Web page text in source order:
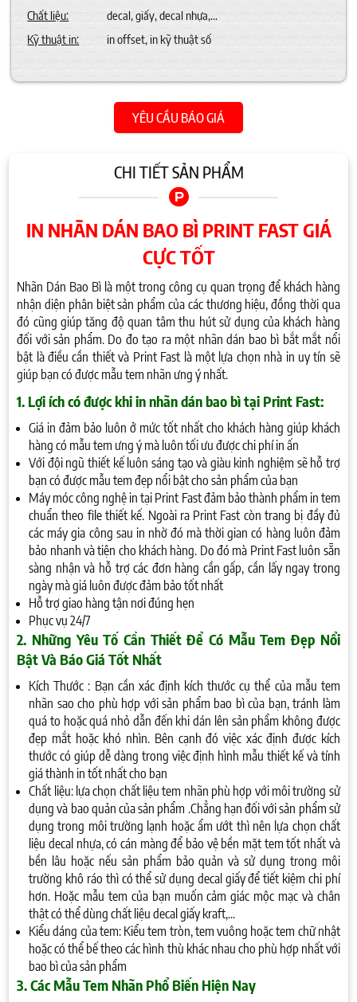
Chất liệu:
decal, giấy, decal nhựa,...
Kỹ thuật in:
in offset, in kỹ thuật số
YÊU CẦU BÁO GIÁ
CHI TIẾT SẢN PHẨM
IN NHÃN DÁN BAO BÌ PRINT FAST GIÁ
CỰC TỐT
Nhãn Dán Bao Bì là một trong công cụ quan trọng để khách hàng
nhận diện phân biệt sản phẩm của các thương hiệu, đồng thời qua
đó cũng giúp tăng độ quan tâm thu hút sử dụng của khách hàng
đối với sản phẩm. Do đo tạo ra một nhãn dán bao bì bắt mắt nổi
bật là điều cần thiết và Print Fast là một lựa chọn nhà in uy tín sẽ
giúp bạn có được mẫu tem nhãn ưng ý nhất.
1. Lợi ích có được khi in nhãn dán bao bì tại Print Fast:
Giá in đảm bảo luôn ở mức tốt nhất cho khách hàng giúp khách
hàng có mẫu tem ưng ý mà luôn tối ưu được chi phí in ấn
Với đội ngũ thiết kế luôn sáng tạo và giàu kinh nghiệm sẽ hỗ trợ
bạn có được mẫu tem đẹp nổi bật cho sản phẩm của bạn
Máy móc công nghệ in tại Print Fast đảm bảo thành phẩm in tem
chuẩn theo file thiết kế. Ngoài ra Print Fast còn trang bị đầy đủ
các máy gia công sau in nhờ đó mà thời gian có hàng luôn đảm
bảo nhanh và tiện cho khách hàng. Do đó mà Print Fast luôn sẵn
sàng nhận và hỗ trợ các đơn hàng cần gấp, cần lấy ngay trong
ngày mà giá luôn được đảm bảo tốt nhất
Hỗ trợ giao hàng tận nơi đúng hẹn
Phục vụ 24/7
2. Những Yêu Tố Cần Thiết Để Có Mẫu Tem Đẹp Nổi
Bật Và Báo Giá Tốt Nhất
Kích Thước : Bạn cần xác định kích thước cụ thể của mẫu tem
nhãn sao cho phù hợp với sản phẩm bao bì của bạn, tránh làm
quá to hoặc quá nhỏ dẫn đến khi dán lên sản phẩm không được
đẹp mắt hoặc khó nhìn. Bên cạnh đó việc xác định được kích
thước có giúp dễ dàng trong việc định hình mẫu thiết kế và tính
giá thành in tốt nhất cho bạn
Chất liệu: lựa chọn chất liệu tem nhãn phù hợp với môi trường sử
dụng và bao quản của sản phẩm .Chẳng hạn đối với sản phẩm sử
dụng trong môi trường lạnh hoặc ẩm ướt thì nên lựa chọn chất
liệu decal nhựa, có cán màng để bảo vệ bền mặt tem tốt nhất và
bền lâu hoặc nếu sản phẩm bảo quản và sử dụng trong môi
trường khô ráo thì có thể sử dụng decal giấy để tiết kiệm chi phí
hơn. Hoặc mẫu tem của bạn muốn cảm giác mộc mạc và chân
thật có thể dùng chất liệu decal giấy kraft,...
Kiểu dáng của tem: Kiểu tem tròn, tem vuông hoặc tem chữ nhật
hoặc có thể bế theo các hình thù khác nhau cho phù hợp nhất với
bao bì của sản phẩm
3. Các Mẫu Tem Nhãn Phổ Biến Hiện Nay